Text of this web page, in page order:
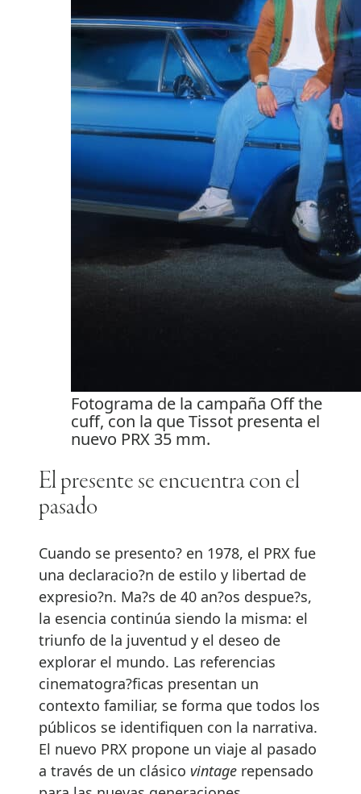
Fotograma de la campaña Off the
cuff, con la que Tissot presenta el
nuevo PRX 35 mm.
El presente se encuentra con el
pasado
Cuando se presento? en 1978, el PRX fue
una declaracio?n de estilo y libertad de
expresio?n. Ma?s de 40 an?os despue?s,
la esencia continúa siendo la misma: el
triunfo de la juventud y el deseo de
explorar el mundo. Las referencias
cinematogra?ficas presentan un
contexto familiar, se forma que todos los
públicos se identifiquen con la narrativa.
El nuevo PRX propone un viaje al pasado
a través de un clásico vintage repensado